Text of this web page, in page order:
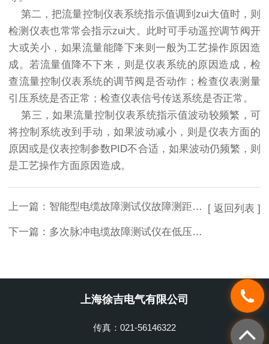
第二，把流量控制仪表系统指示值调到zui大值时，则
检测仪表也常常会指示zui大。此时可手动遥控调节阀开
大或关小，如果流量能降下来则一般为工艺操作原因造
成。若流量值降不下来，则是仪表系统的原因造成，检
查流量控制仪表系统的调节阀是否动作；检查仪表测量
引压系统是否正常；检查仪表信号传送系统是否正常。
第三，如果流量控制仪表系统指示值波动较频繁，可
将控制系统改到手动，如果波动减小，则是仪表方面的
原因或是仪表控制参数PID不合适，如果波动仍频繁，则
是工艺操作方面原因造成。
上一篇： 智能型电缆故障测试仪故障测距的三种办法
下一篇： 多次脉冲电缆故障测试仪在低压脉冲方式下可以独立使用
[ 返回列表 ]
上海徐吉电气有限公司
传真：021-56146322